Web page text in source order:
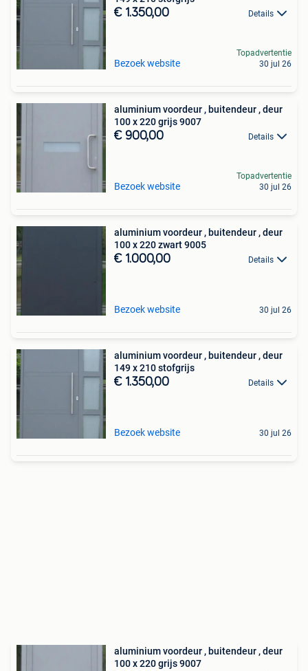
€ 1.350,00 Details
Bezoek website
Topadvertentie
30 jul 26
aluminium voordeur , buitendeur , deur
100 x 220 grijs 9007
€ 900,00 Details
Bezoek website
Topadvertentie
30 jul 26
aluminium voordeur , buitendeur , deur
100 x 220 zwart 9005
€ 1.000,00 Details
Bezoek website 30 jul 26
aluminium voordeur , buitendeur , deur
149 x 210 stofgrijs
€ 1.350,00 Details
Bezoek website 30 jul 26
aluminium voordeur , buitendeur , deur
100 x 220 grijs 9007